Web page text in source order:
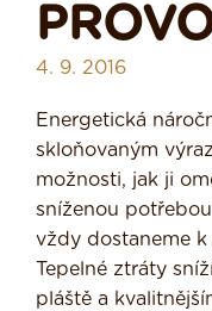
4. 9. 2016
Energetická
skloňovaným
možnosti, jak ji
sníženou
vždy dostaneme k
Tepelné ztráty
pláště a